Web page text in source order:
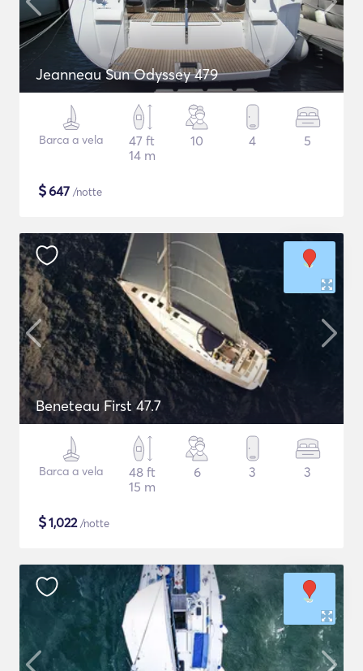
Jeanneau Sun Odyssey 479
Barca a vela
47 ft
14 m
10 4 5
$647 /notte
Beneteau First 47.7
Barca a vela
48 ft
15 m
6 3 3
$1,022/notte